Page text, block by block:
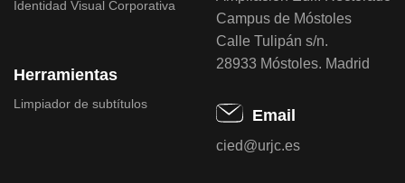
Identidad Visual Corporativa
Herramientas
Limpiador de subtítulos
Campus de Móstoles
Calle Tulipán s/n.
28933 Móstoles. Madrid
Email
cied@urjc.es